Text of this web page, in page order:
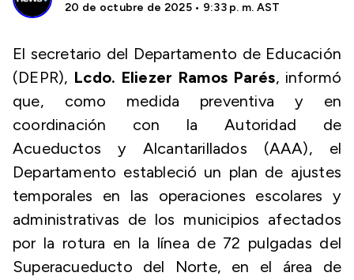
20 de octubre de 2025 • 9:33 p. m. AST
El secretario del Departamento de Educación
(DEPR), Lcdo. Eliezer Ramos Parés, informó
que, como medida preventiva y en
coordinación con la Autoridad de
Acueductos y Alcantarillados (AAA), el
Departamento estableció un plan de ajustes
temporales en las operaciones escolares y
administrativas de los municipios afectados
por la rotura en la línea de 72 pulgadas del
Superacueducto del Norte, en el área de